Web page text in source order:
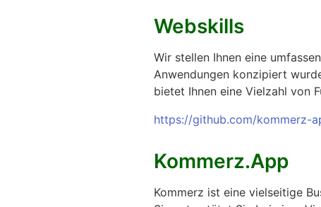
Webskills
Wir stellen Ihnen eine
Anwendungen konzipiert
bietet Ihnen eine Vielzahl von
https://github.com/kommerz-
Kommerz.App
Kommerz ist eine vielseitige